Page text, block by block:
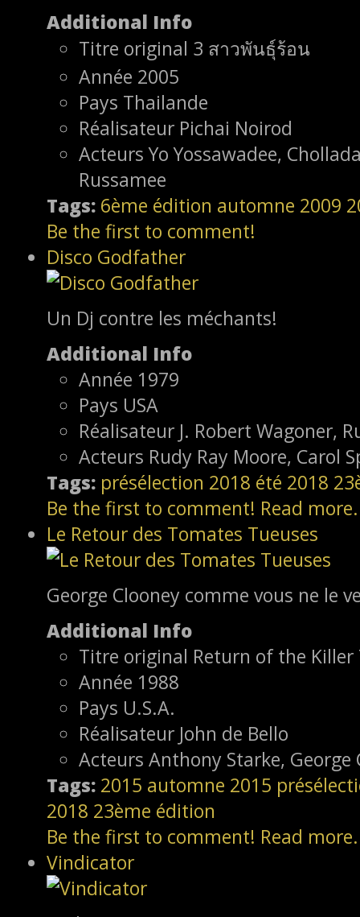
Additional Info
Titre original 3 สาวพันธุ์ร้อน
Année 2005
Pays Thailande
Réalisateur Pichai Noirod
Acteurs Yo Yossawadee,
Russamee
Tags: 6ème édition automne 2009
Be the first to comment!
Disco Godfather
Un Dj contre les méchants!
Additional Info
Année 1979
Pays USA
Réalisateur J. Robert Wagoner,
Acteurs Rudy Ray Moore, Carol
Tags: présélection 2018 été 2018
Be the first to comment! Read
Le Retour des Tomates Tueuses
George Clooney comme vous ne le
Additional Info
Titre original Return of the
Année 1988
Pays U.S.A.
Réalisateur John de Bello
Acteurs Anthony Starke, George
Tags: 2015 automne 2015
2018 23ème édition
Be the first to comment! Read
Vindicator